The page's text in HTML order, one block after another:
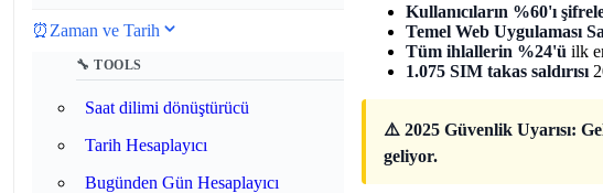
⏰ Zaman ve Tarih
🔧 TOOLS
Saat dilimi dönüştürücü
Tarih Hesaplayıcı
Bugünden Gün Hesaplayıcı
Kullanıcıların %60'ı
Temel Web Uygulaması
Tüm ihlallerin %24'ü ilk
1.075 SIM takas saldırısı
⚠️ 2025 Güvenlik Uyarısı:
geliyor.